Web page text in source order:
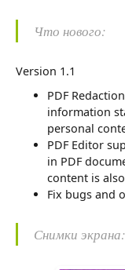
Что нового:
Version 1.1
PDF
information
personal
PDF Editor
in PDF
content is
Fix bugs and
Снимки экрана: